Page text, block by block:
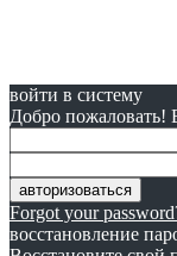
войти в систему
Добро пожаловать!
Forgot your
восстановление